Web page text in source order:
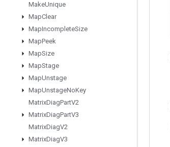
MakeUnique
MapClear
MapIncompleteSize
MapPeek
MapSize
MapStage
MapUnstage
MapUnstageNoKey
MatrixDiagPartV2
MatrixDiagPartV3
MatrixDiagV2
MatrixDiagV3